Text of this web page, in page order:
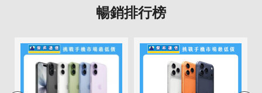
暢銷排行榜